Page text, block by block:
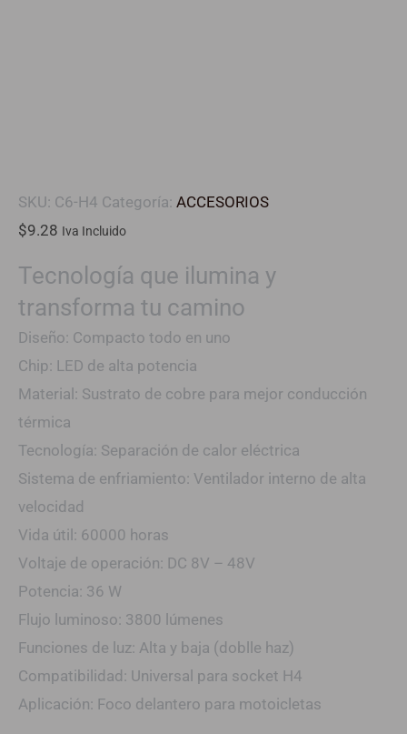
SKU: C6-H4 Categoría: ACCESORIOS
$9.28 Iva Incluido
Tecnología que ilumina y
transforma tu camino
Diseño: Compacto todo en uno
Chip: LED de alta potencia
Material: Sustrato de cobre para mejor conducción
térmica
Tecnología: Separación de calor eléctrica
Sistema de enfriamiento: Ventilador interno de alta
velocidad
Vida útil: 60000 horas
Voltaje de operación: DC 8V – 48V
Potencia: 36 W
Flujo luminoso: 3800 lúmenes
Funciones de luz: Alta y baja (doblle haz)
Compatibilidad: Universal para socket H4
Aplicación: Foco delantero para motoicletas